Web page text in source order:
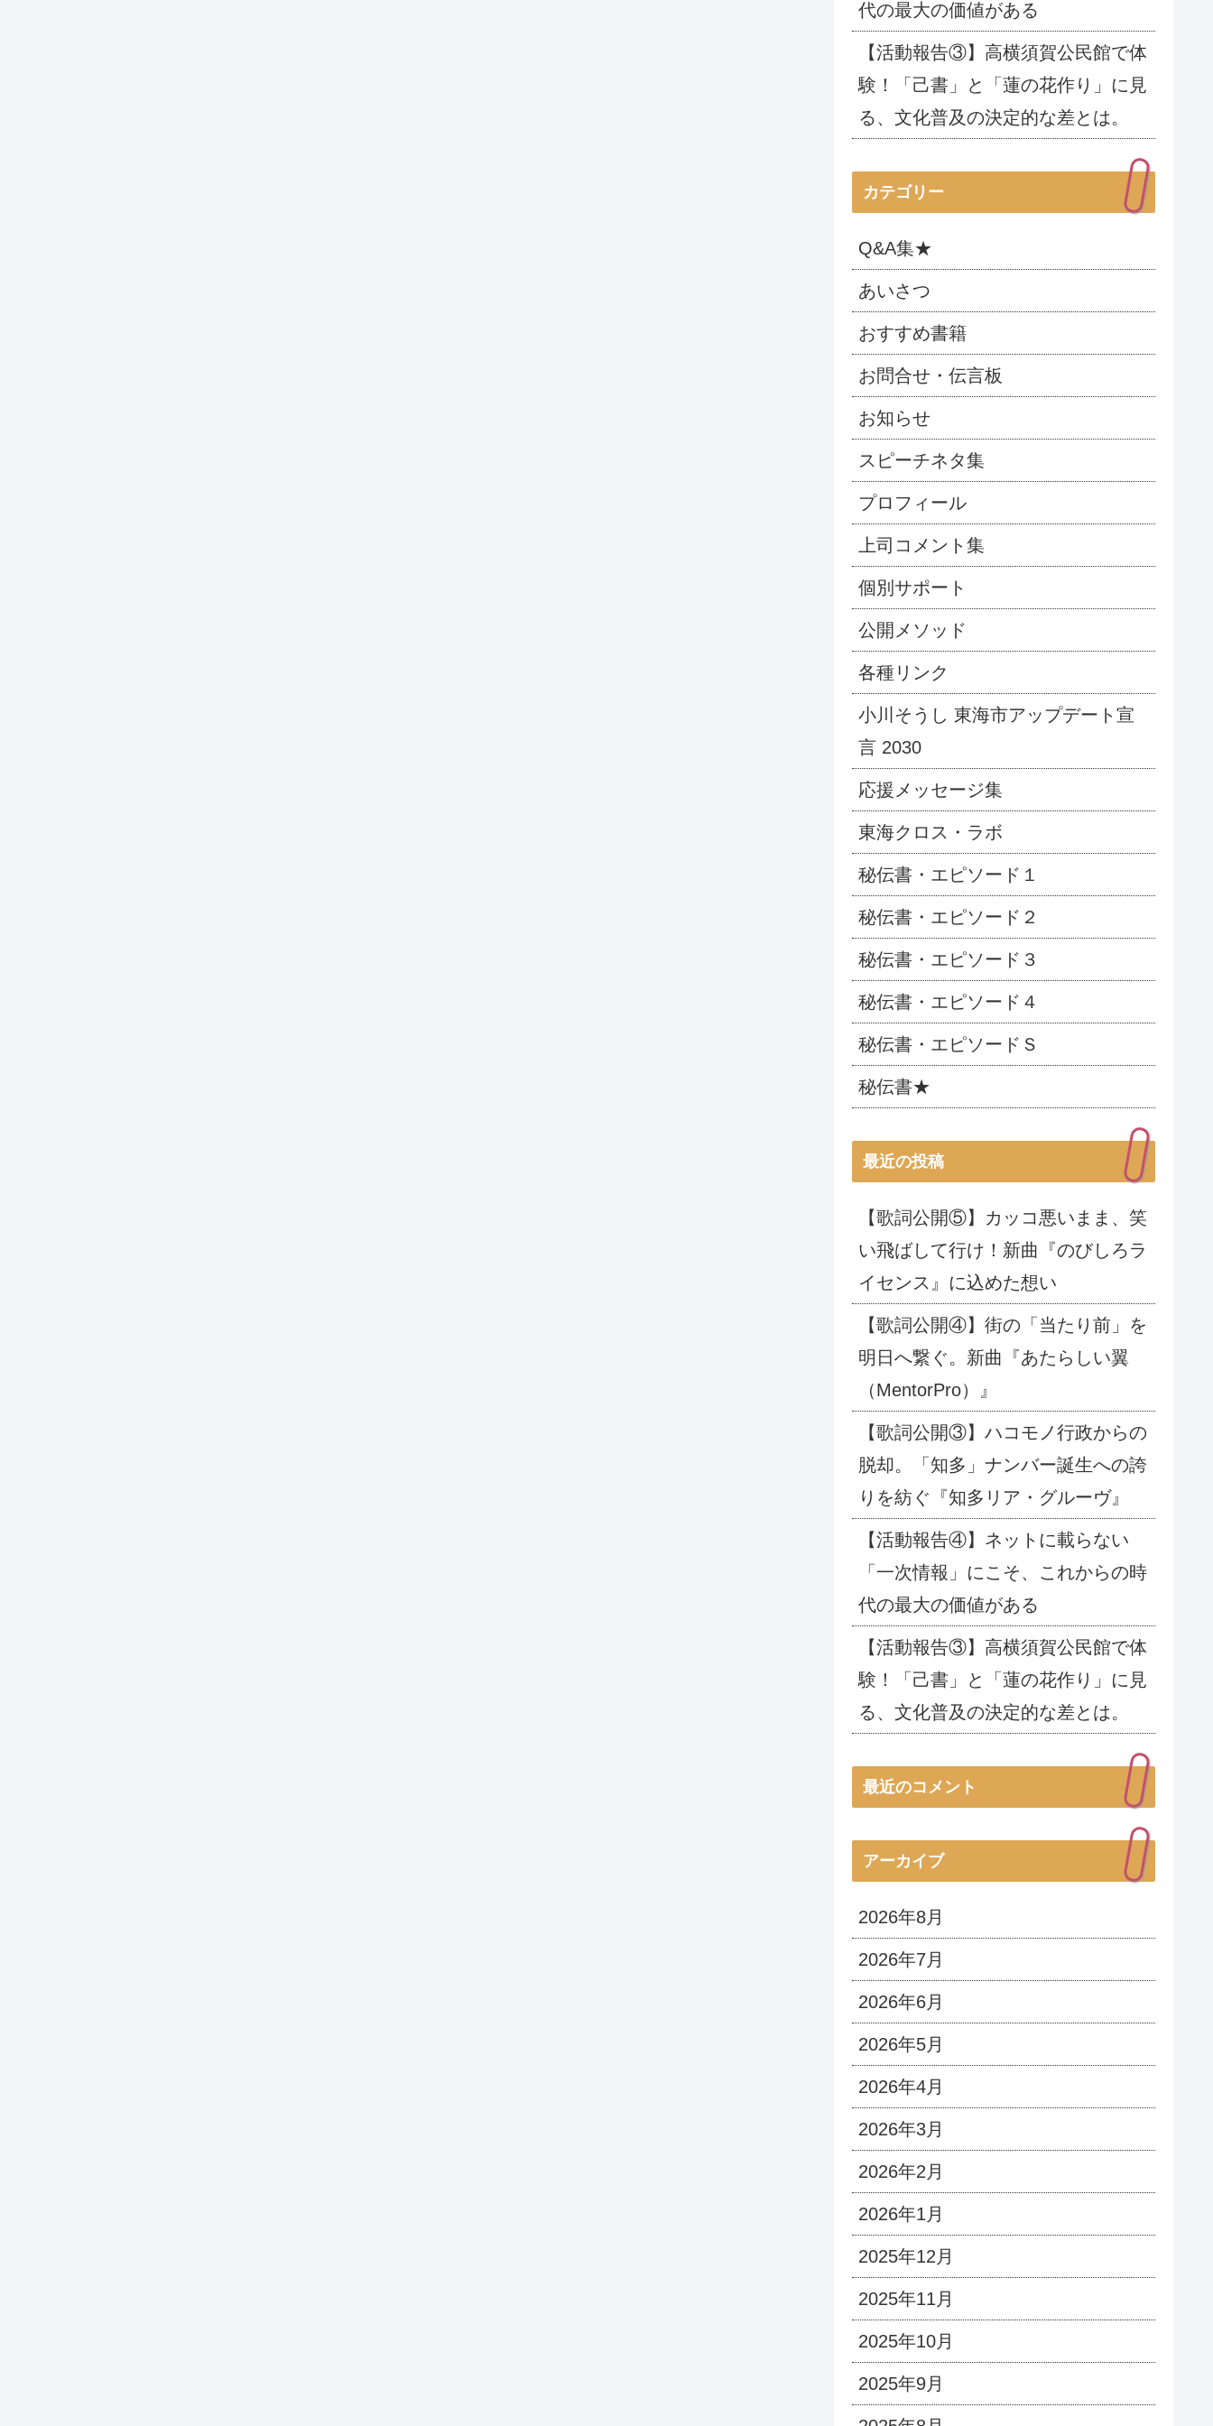
代の最大の価値がある
【活動報告③】高横須賀公民館で体
験！「己書」と「蓮の花作り」に見
る、文化普及の決定的な差とは。
カテゴリー
Q&A集★
あいさつ
おすすめ書籍
お問合せ・伝言板
お知らせ
スピーチネタ集
プロフィール
上司コメント集
個別サポート
公開メソッド
各種リンク
小川そうし 東海市アップデート宣
言 2030
応援メッセージ集
東海クロス・ラボ
秘伝書・エピソード１
秘伝書・エピソード２
秘伝書・エピソード３
秘伝書・エピソード４
秘伝書・エピソードＳ
秘伝書★
最近の投稿
【歌詞公開⑤】カッコ悪いまま、笑
い飛ばして行け！新曲『のびしろラ
イセンス』に込めた想い
【歌詞公開④】街の「当たり前」を
明日へ繋ぐ。新曲『あたらしい翼
（MentorPro）』
【歌詞公開③】ハコモノ行政からの
脱却。「知多」ナンバー誕生への誇
りを紡ぐ『知多リア・グルーヴ』
【活動報告④】ネットに載らない
「一次情報」にこそ、これからの時
代の最大の価値がある
【活動報告③】高横須賀公民館で体
験！「己書」と「蓮の花作り」に見
る、文化普及の決定的な差とは。
最近のコメント
アーカイブ
2026年8月
2026年7月
2026年6月
2026年5月
2026年4月
2026年3月
2026年2月
2026年1月
2025年12月
2025年11月
2025年10月
2025年9月